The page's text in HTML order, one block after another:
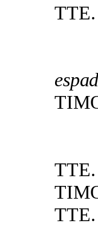
A
y
TTE.
TTE.